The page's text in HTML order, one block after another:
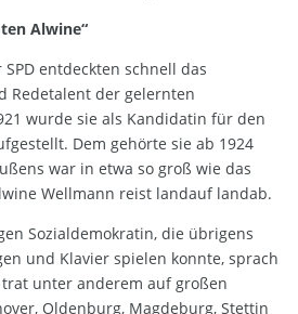
Alwine“
entdeckten schnell das
Redetalent der gelernten
wurde sie als Kandidatin für den
Dem gehörte sie ab 1924
war in etwa so groß wie das
Wellmann reist landauf landab.
Sozialdemokratin, die übrigens
und Klavier spielen konnte, sprach
unter anderem auf großen
Oldenburg, Magdeburg, Stettin